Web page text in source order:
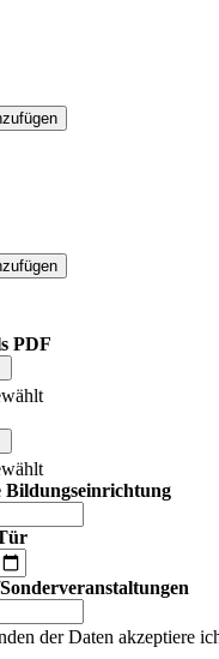
PDF
Bildungseinrichtung
der Daten akzeptiere